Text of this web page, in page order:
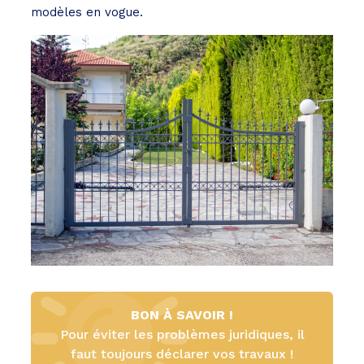
modèles en vogue.
BON À SAVOIR !
Pour éviter les problèmes juridiques, il
faut toujours déclarer vos travaux !